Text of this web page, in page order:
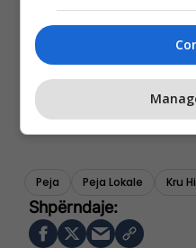
Peja Peja Lokale Kru